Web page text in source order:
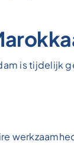
is tijdelijk